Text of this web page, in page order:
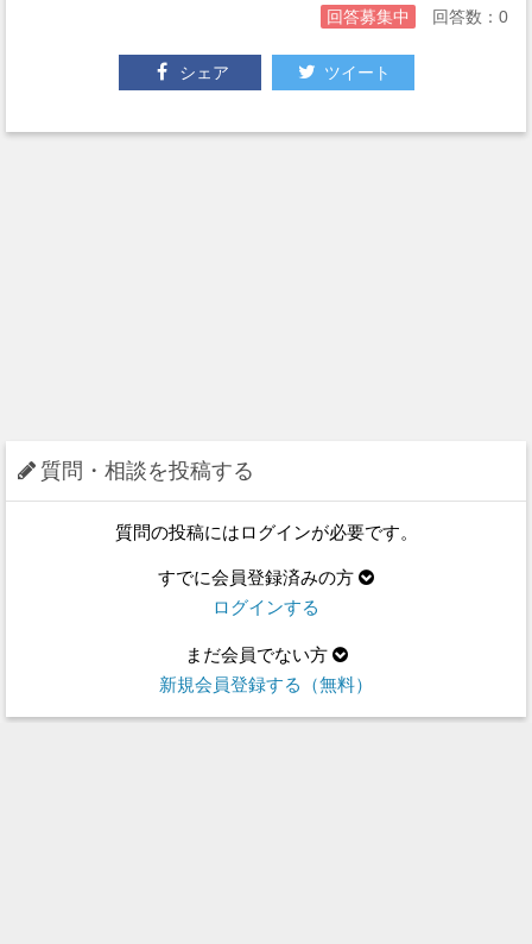
回答募集中 回答数：0
シェア ツイート
質問・相談を投稿する
質問の投稿にはログインが必要です。
すでに会員登録済みの方
ログインする
まだ会員でない方
新規会員登録する（無料）